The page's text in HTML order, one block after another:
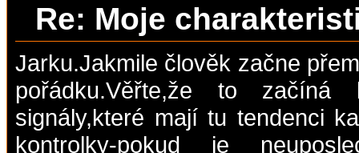
Re: Moje
Jarku.Jakmile člověk začne
pořádku.Věřte,že to
signály,které mají tu tendenci
kontrolky-pokud je